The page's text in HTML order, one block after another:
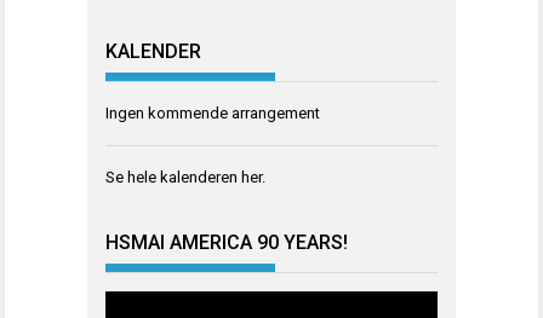
KALENDER
Ingen kommende arrangement
Se hele kalenderen her.
HSMAI AMERICA 90 YEARS!